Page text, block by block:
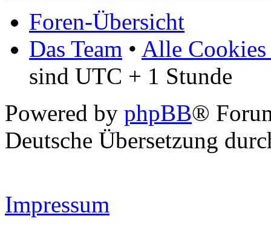
Foren-Übersicht
Das Team • Alle Cookies
sind UTC + 1 Stunde
Powered by phpBB®
Deutsche Übersetzung
Impressum